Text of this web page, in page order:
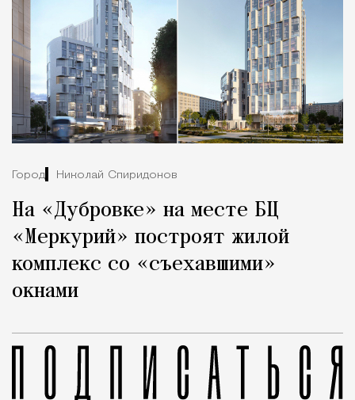
Город Николай Спиридонов
На «Дубровке» на месте БЦ
«Меркурий» построят жилой
комплекс со «съехавшими»
окнами